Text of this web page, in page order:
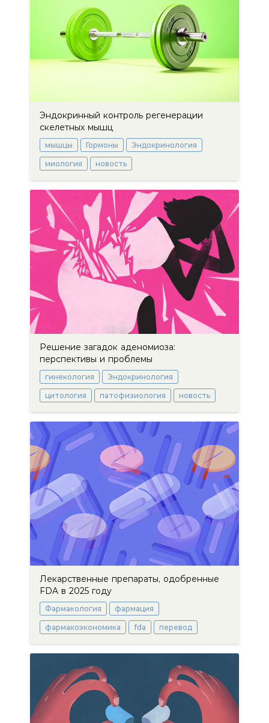
Эндокринный контроль регенерации
скелетных мышц
мышцы Гормоны Эндокринология
миология новость
Решение загадок аденомиоза:
перспективы и проблемы
гинекология Эндокринология
цитология патофизиология новость
Лекарственные препараты, одобренные
FDA в 2025 году
Фармакология фармация
фармакоэкономика fda перевод